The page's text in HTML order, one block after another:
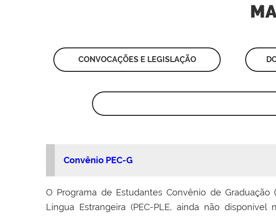
CONVOCAÇÕES E LEGISLAÇÃO
Convênio PEC-G
O Programa de Estudantes Convênio de Graduação (
Língua Estrangeira (PEC-PLE, ainda não disponível